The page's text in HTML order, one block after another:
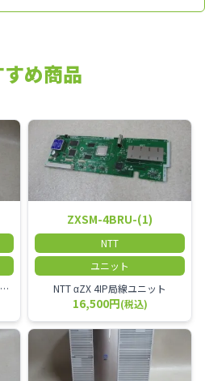
め商品
NTT αZX マルチゾーンコードレススター増設アンテナ
ZXSM-4BRU-(1)
NTT
ユニット
NTT αZX 4IP局線ユニット
16,500円(税込)